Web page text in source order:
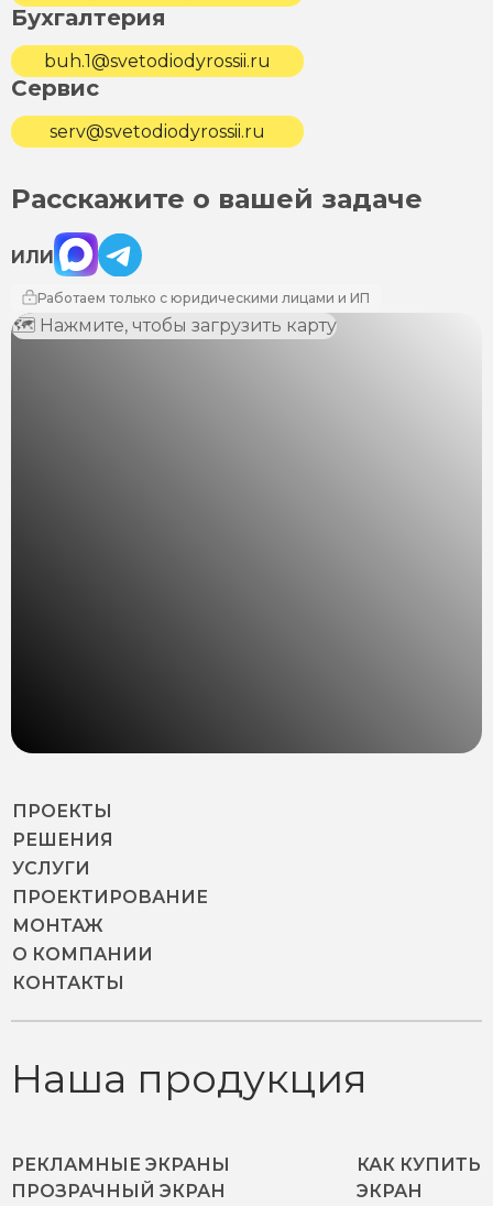
Бухгалтерия
buh.1@svetodiodyrossii.ru
Сервис
serv@svetodiodyrossii.ru
Расскажите о вашей задаче
ИЛИ
Max Telegram
Работаем только с юридическими лицами и ИП
🗺 Нажмите, чтобы загрузить карту
ПРОЕКТЫ
РЕШЕНИЯ
УСЛУГИ
ПРОЕКТИРОВАНИЕ
МОНТАЖ
О КОМПАНИИ
КОНТАКТЫ
Наша продукция
РЕКЛАМНЫЕ ЭКРАНЫ
ПРОЗРАЧНЫЙ ЭКРАН
КАК КУПИТЬ
ЭКРАН